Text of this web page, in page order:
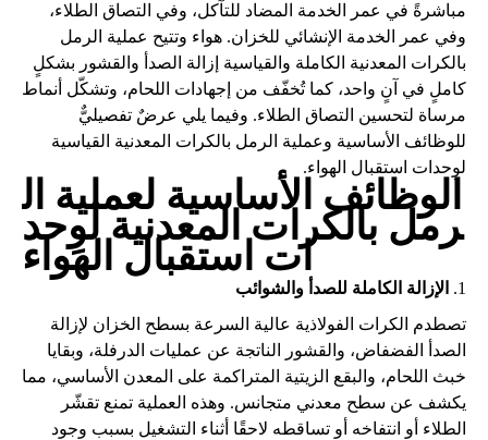
مباشرةً في عمر الخدمة المضاد للتآكل، وفي التصاق الطلاء،
وفي عمر الخدمة الإنشائي للخزان. هواء وتتيح عملية الرمل
بالكرات المعدنية الكاملة والقياسية إزالة الصدأ والقشور بشكلٍ
كاملٍ في آنٍ واحد، كما تُخفّف من إجهادات اللحام، وتشكّل أنماط
مرساة لتحسين التصاق الطلاء. وفيما يلي عرضٌ تفصيليٌّ
للوظائف الأساسية وعملية الرمل بالكرات المعدنية القياسية
لوِحدات استقبال الهواء.
الوظائف الأساسية لعملية ال
رمل بالكرات المعدنية لوِحد
ات استقبال الهواء
1.
الإزالة الكاملة للصدأ والشوائب
تصطدم الكرات الفولاذية عالية السرعة بسطح الخزان لإزالة
الصدأ الفضفاض، والقشور الناتجة عن عمليات الدرفلة، وبقايا
خبث اللحام، والبقع الزيتية المتراكمة على المعدن الأساسي، مما
يكشف عن سطح معدني متجانس. وهذه العملية تمنع تقشّر
الطلاء أو انتفاخه أو تساقطه لاحقًا أثناء التشغيل بسبب وجود